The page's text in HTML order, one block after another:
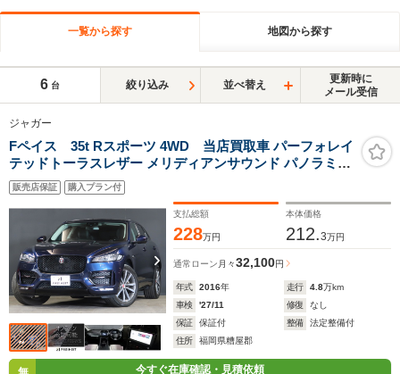
一覧から探す 地図から探す
6 台 絞り込み 並べ替え
更新時に
メール受信
ジャガー
Fペイス 35t Rスポーツ 4WD 当店買取車 パーフォレイ
テッドトーラスレザー メリディアンサウンド パノラミッ
クルーフ アラウンドビューモニター ACC 電動サイドス
テップ シートヒーター アダプティブLEDライト 電動テー
ルゲート 禁煙車
販売店保証 購入プラン付
支払総額
228万円
本体価格
212.3万円
通常ローン 月々32,100円
年式 2016年 走行 4.8万km
車検
'27/11 修復
なし
保証
保証付 整備
法定整備付
住所
福岡県糟屋郡
今すぐ在庫確認・見積依頼